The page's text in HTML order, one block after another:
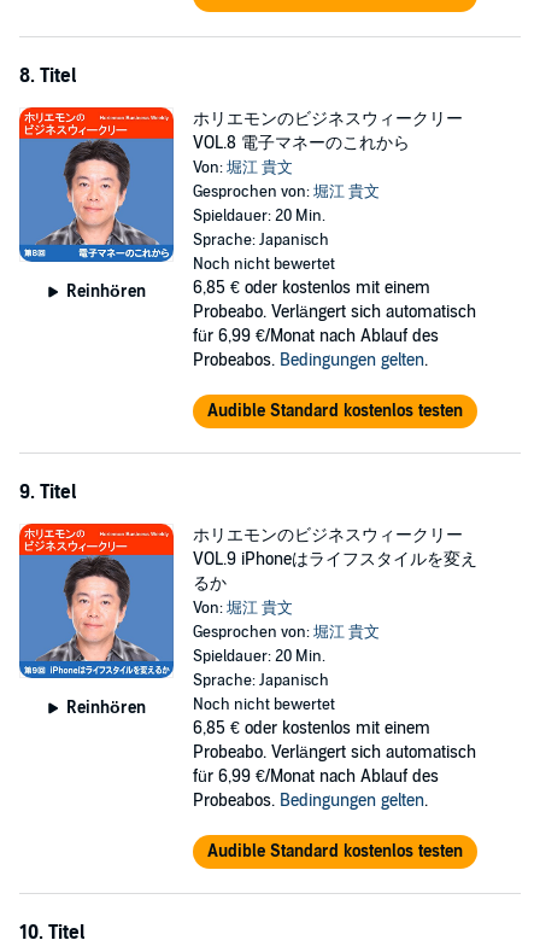
8. Titel
Reinhören
ホリエモンのビジネスウィークリー
VOL.8 電子マネーのこれから
Von:堀江 貴文
Gesprochen von:堀江 貴文
Spieldauer: 20 Min.
Sprache: Japanisch
Noch nicht bewertet
6,85 € oder kostenlos mit einem
Probeabo. Verlängert sich automatisch
für 6,99 €/Monat nach Ablauf des
Probeabos. Bedingungen gelten.
Audible Standard kostenlos testen
9. Titel
Reinhören
ホリエモンのビジネスウィークリー
VOL.9 iPhoneはライフスタイルを変え
るか
Von:堀江 貴文
Gesprochen von:堀江 貴文
Spieldauer: 20 Min.
Sprache: Japanisch
Noch nicht bewertet
6,85 € oder kostenlos mit einem
Probeabo. Verlängert sich automatisch
für 6,99 €/Monat nach Ablauf des
Probeabos. Bedingungen gelten.
Audible Standard kostenlos testen
10. Titel